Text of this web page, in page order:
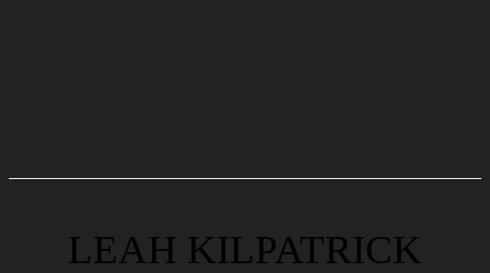
LEAH KILPATRICK